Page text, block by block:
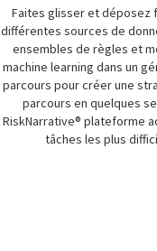
Faites glisser et déposez
différentes sources de
ensembles de règles et
machine learning dans un
parcours pour créer une
parcours en quelques
RiskNarrative® plateforme
tâches les plus